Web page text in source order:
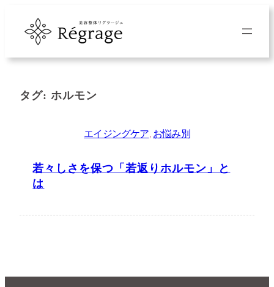
ス
タグ: ホルモン
エイジングケア, お悩み別
若々しさを保つ「若返りホルモン」と
は